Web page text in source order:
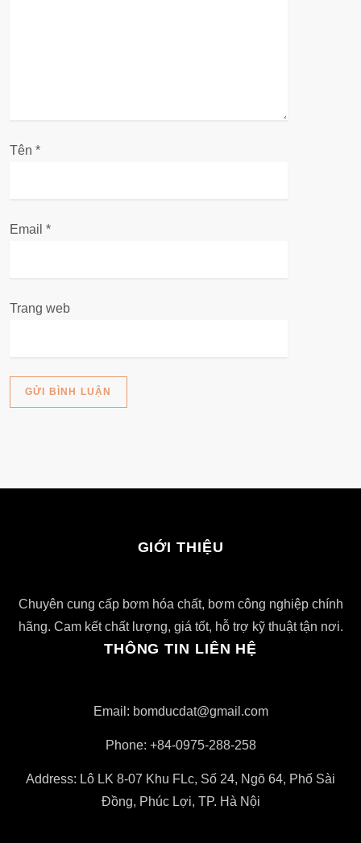
t
Tên *
Email *
Trang web
GIỚI THIỆU
Chuyên cung cấp bơm hóa chất, bơm công nghiệp chính
hãng. Cam kết chất lượng, giá tốt, hỗ trợ kỹ thuật tận nơi.
THÔNG TIN LIÊN HỆ
Email: bomducdat@gmail.com
Phone: +84-0975-288-258
Address: Lô LK 8-07 Khu FLc, Số 24, Ngõ 64, Phố Sài
Đồng, Phúc Lợi, TP. Hà Nội